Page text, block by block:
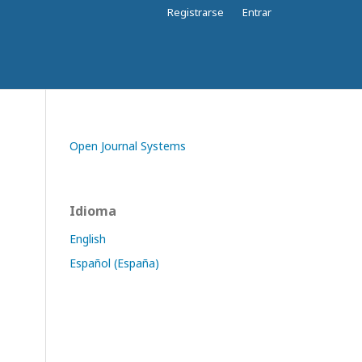
Registrarse Entrar
Open Journal Systems
Idioma
English
Español (España)